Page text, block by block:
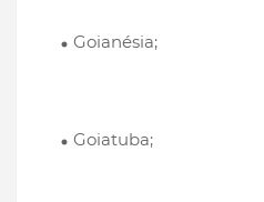
Goianésia;
Goiatuba;